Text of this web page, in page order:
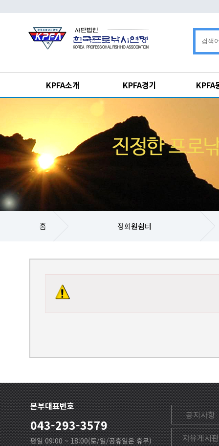
KPFA소개 KPFA경기 KPFA
홈 정회원쉼터
본부대표번호
043-293-3579
평일 09:00 ~ 18:00(토/일/공휴일은 휴무)
공지사항
자유게시판